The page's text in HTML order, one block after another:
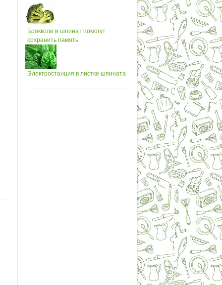
Брокколи и шпинат помогут
сохранить память
Электростанция в листке шпината